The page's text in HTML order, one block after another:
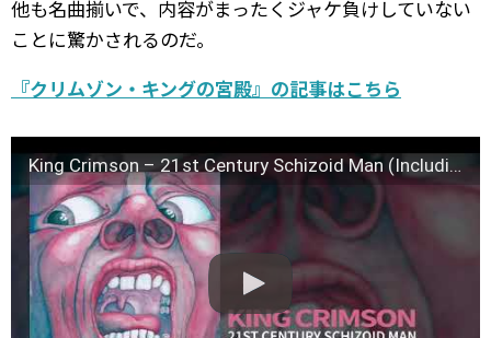
他も名曲揃いで、内容がまったくジャケ負けしていない
ことに驚かされるのだ。
『クリムゾン・キングの宮殿』の記事はこちら
King Crimson – 21st Century Schizoid Man (Including "Mirrors")